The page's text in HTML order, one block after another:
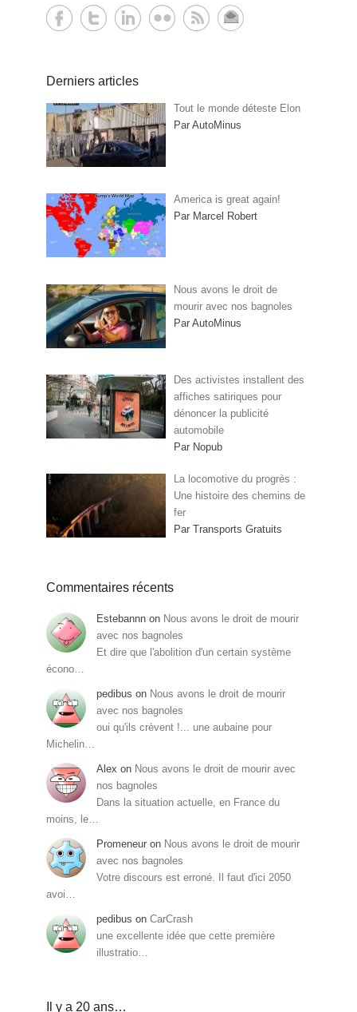
Derniers articles
Tout le monde déteste Elon
Par AutoMinus
America is great again!
Par Marcel Robert
Nous avons le droit de
mourir avec nos bagnoles
Par AutoMinus
Des activistes installent des
affiches satiriques pour
dénoncer la publicité
automobile
Par Nopub
La locomotive du progrès :
Une histoire des chemins de
fer
Par Transports Gratuits
Commentaires récents
Estebannn on Nous avons le droit de mourir
avec nos bagnoles
Et dire que l'abolition d'un certain système
écono…
pedibus on Nous avons le droit de mourir
avec nos bagnoles
oui qu'ils crèvent !... une aubaine pour
Michelin…
Alex on Nous avons le droit de mourir avec
nos bagnoles
Dans la situation actuelle, en France du
moins, le…
Promeneur on Nous avons le droit de mourir
avec nos bagnoles
Votre discours est erroné. Il faut d'ici 2050
avoi…
pedibus on CarCrash
une excellente idée que cette première
illustratio…
Il y a 20 ans…